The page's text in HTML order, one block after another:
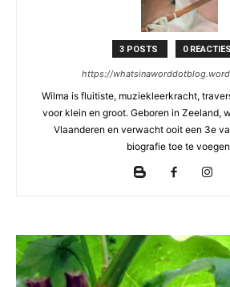
3 POSTS 0 REACTIES
https://
Wilma is fluitiste, muziekleerkracht,
voor klein en groot. Geboren in Zeeland,
Vlaanderen en verwacht ooit een 3e
biografie toe te